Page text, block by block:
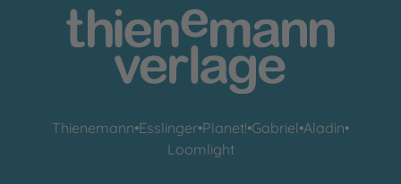
Thienemann•Esslinger•Planet!•Gabriel•Aladin•
Loomlight